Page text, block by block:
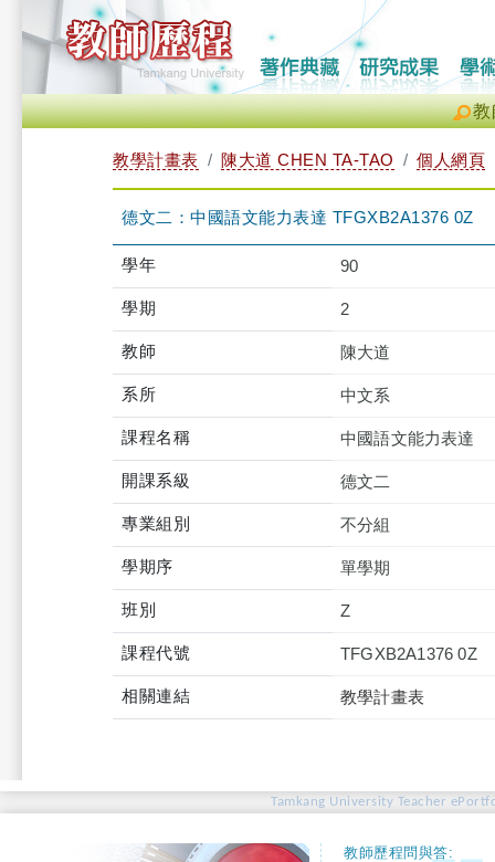
教
教學計畫表 陳大道 CHEN TA-TAO 個人網頁
德文二：中國語文能力表達 TFGXB2A1376 0Z
學年 90
學期 2
教師 陳大道
系所 中文系
課程名稱 中國語文能力表達
開課系級 德文二
專業組別 不分組
學期序 單學期
班別 Z
課程代號 TFGXB2A1376 0Z
相關連結 教學計畫表
Tamkang University Teacher
教師歷程問與答: